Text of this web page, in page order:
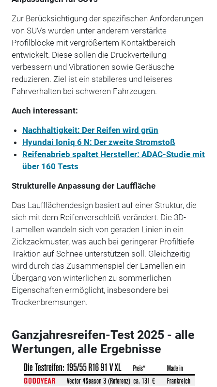
Zur Berücksichtigung der spezifischen Anforderungen
von SUVs wurden unter anderem verstärkte
Profilblöcke mit vergrößertem Kontaktbereich
entwickelt. Diese sollen die Druckverteilung
verbessern und Vibrationen sowie Geräusche
reduzieren. Ziel ist ein stabileres und leiseres
Fahrverhalten bei schweren Fahrzeugen.
Auch interessant:
Nachhaltigkeit: Der Reifen wird grün
Hyundai Ioniq 6 N: Der zweite Stromstoß
Reifenabrieb spaltet Hersteller: ADAC-Studie mit
über 160 Tests
Strukturelle Anpassung der Lauffläche
Das Laufflächendesign basiert auf einer Struktur, die
sich mit dem Reifenverschleiß verändert. Die 3D-
Lamellen wandeln sich von geraden Linien in ein
Zickzackmuster, was auch bei geringerer Profiltiefe
Traktion auf Schnee unterstützen soll. Gleichzeitig
wird durch das Zusammenspiel der Lamellen ein
Übergang von winterlichen zu sommerlichen
Eigenschaften ermöglicht, insbesondere bei
Trockenbremsungen.
Ganzjahresreifen-Test 2025 - alle
Wertungen, alle Ergebnisse